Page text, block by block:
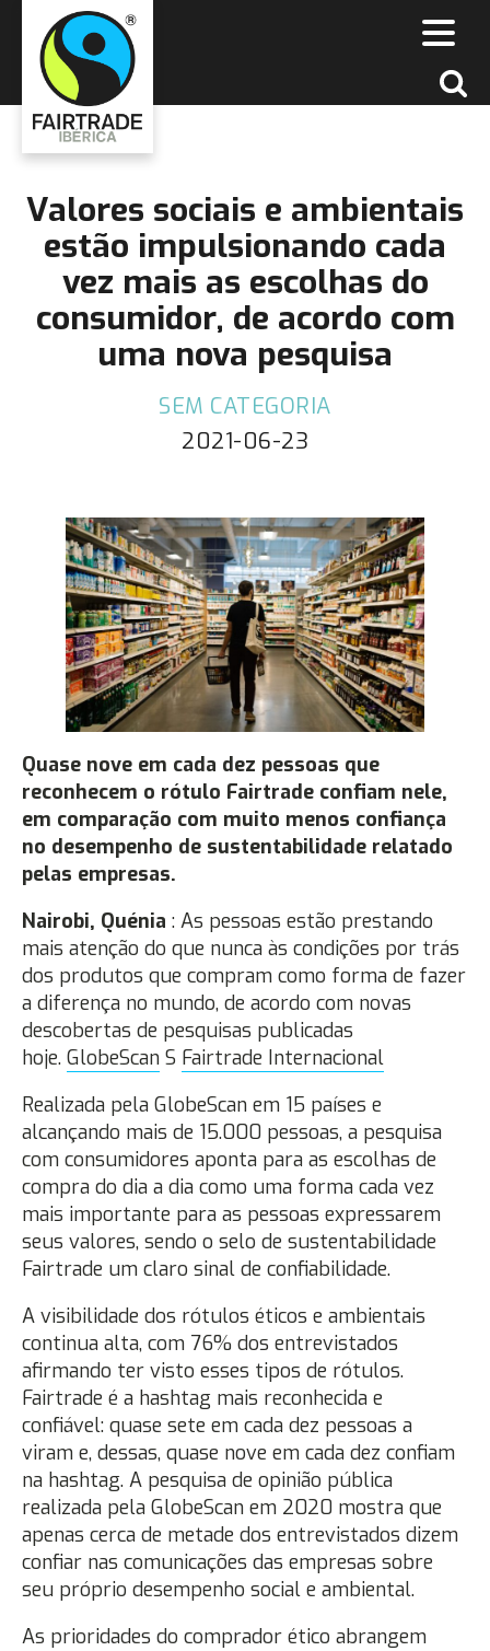
Valores sociais e ambientais
estão impulsionando cada
vez mais as escolhas do
consumidor, de acordo com
uma nova pesquisa
SEM CATEGORIA
2021-06-23
Quase nove em cada dez pessoas que
reconhecem o rótulo Fairtrade confiam nele,
em comparação com muito menos confiança
no desempenho de sustentabilidade relatado
pelas empresas.
Nairobi, Quénia : As pessoas estão prestando
mais atenção do que nunca às condições por trás
dos produtos que compram como forma de fazer
a diferença no mundo, de acordo com novas
descobertas de pesquisas publicadas
hoje. GlobeScan S Fairtrade Internacional
Realizada pela GlobeScan em 15 países e
alcançando mais de 15.000 pessoas, a pesquisa
com consumidores aponta para as escolhas de
compra do dia a dia como uma forma cada vez
mais importante para as pessoas expressarem
seus valores, sendo o selo de sustentabilidade
Fairtrade um claro sinal de confiabilidade.
A visibilidade dos rótulos éticos e ambientais
continua alta, com 76% dos entrevistados
afirmando ter visto esses tipos de rótulos.
Fairtrade é a hashtag mais reconhecida e
confiável: quase sete em cada dez pessoas a
viram e, dessas, quase nove em cada dez confiam
na hashtag. A pesquisa de opinião pública
realizada pela GlobeScan em 2020 mostra que
apenas cerca de metade dos entrevistados dizem
confiar nas comunicações das empresas sobre
seu próprio desempenho social e ambiental.
As prioridades do comprador ético abrangem